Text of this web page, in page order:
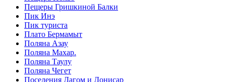
Пещеры Гришкиной Балки
Пик Инэ
Пик туриста
Плато Бермамыт
Поляна Азау
Поляна Махар.
Поляна Таулу
Поляна Чегет
Поселения Дагом и Донисар